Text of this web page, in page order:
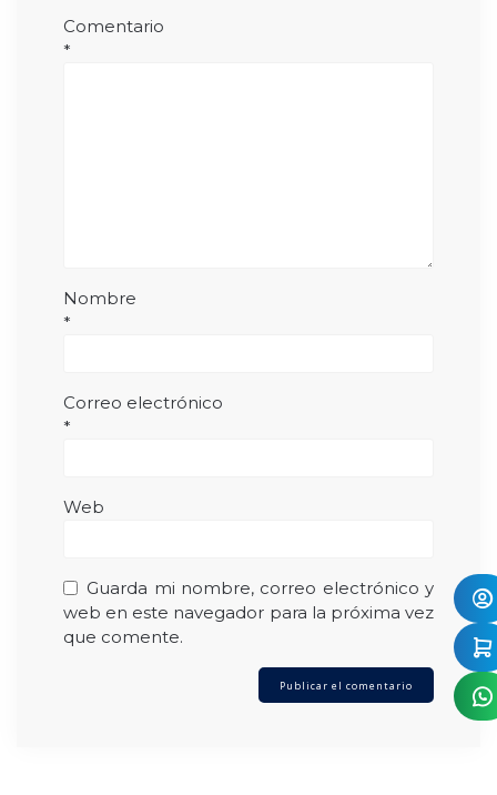
Comentario
*
Nombre
*
Correo electrónico
*
Web
Guarda mi nombre, correo electrónico y
web en este navegador para la próxima vez
que comente.